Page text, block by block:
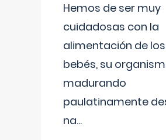
Hemos de ser muy
cuidadosas con la
alimentación de los
bebés, su
madurando
paulatinamente
na...